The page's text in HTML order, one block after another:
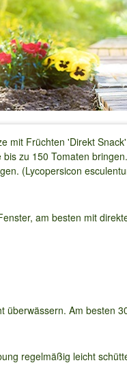
mit Früchten 'Direkt
zu 150 Tomaten
(Lycopersicon
am besten mit
überwässern. Am besten
regelmäßig leicht